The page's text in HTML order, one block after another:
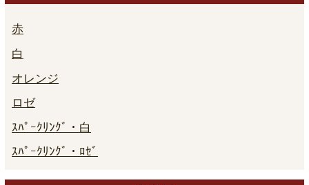
赤
白
オレンジ
ロゼ
ｽﾊﾟｰｸﾘﾝｸﾞ・白
ｽﾊﾟｰｸﾘﾝｸﾞ・ﾛｾﾞ